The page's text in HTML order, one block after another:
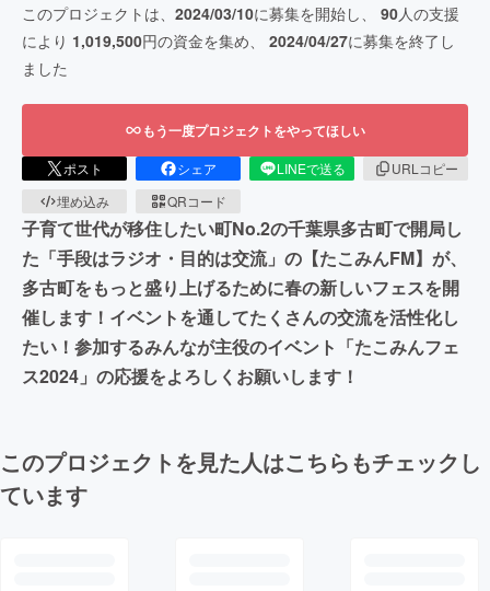
このプロジェクトは、 2024/03/10に募集を開始し、 90人の支援
により 1,019,500円の資金を集め、 2024/04/27に募集を終了し
ました
もう一度プロジェクトをやってほしい
ポスト シェア LINEで送る
URLコピー
埋め込み
QRコード
子育て世代が移住したい町No.2の千葉県多古町で開局し
た「手段はラジオ・目的は交流」の【たこみんFM】が、
多古町をもっと盛り上げるために春の新しいフェスを開
催します！イベントを通してたくさんの交流を活性化し
たい！参加するみんなが主役のイベント「たこみんフェ
ス2024」の応援をよろしくお願いします！
このプロジェクトを見た人はこちらもチェックし
ています